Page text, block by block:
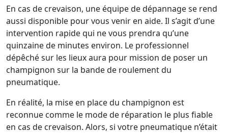
En cas de crevaison, une équipe de dépannage se rend
aussi disponible pour vous venir en aide. Il s’agit d’une
intervention rapide qui ne vous prendra qu’une
quinzaine de minutes environ. Le professionnel
dépêché sur les lieux aura pour mission de poser un
champignon sur la bande de roulement du
pneumatique.
En réalité, la mise en place du champignon est
reconnue comme le mode de réparation le plus fiable
en cas de crevaison. Alors, si votre pneumatique n’était